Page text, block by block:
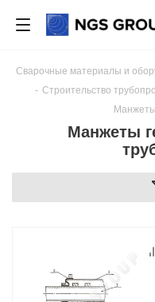
Сварочные материалы и
- Строительство
Манжеты